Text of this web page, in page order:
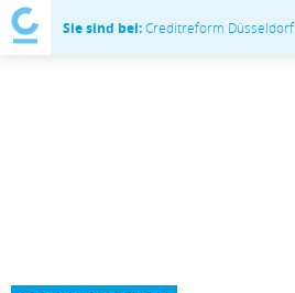
Sie sind bei:Creditreform Düsseldorf